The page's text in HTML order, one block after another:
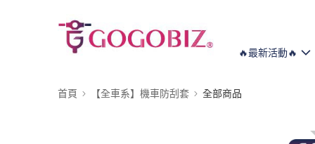
🔥最新活動🔥
首頁 【全車系】機車防刮套 全部商品